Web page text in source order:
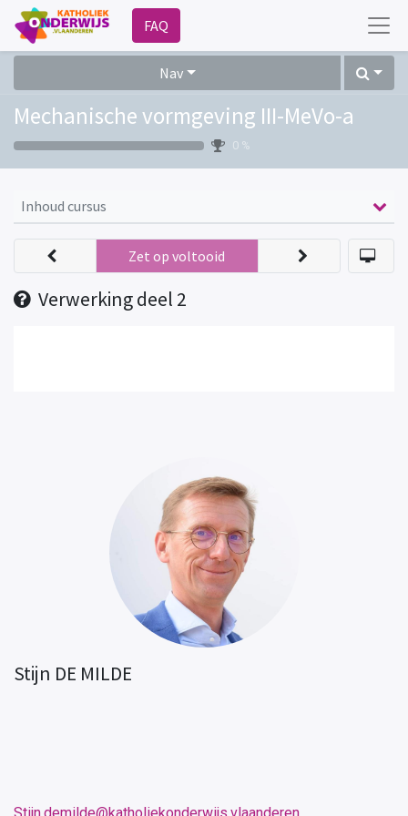
FAQ
Nav
Mechanische vormgeving III-MeVo-a
0 %
Inhoud cursus
Verwerking deel 2
Zet op voltooid
Stijn DE MILDE